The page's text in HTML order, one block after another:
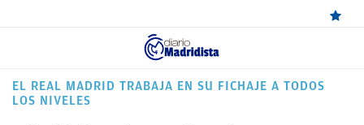
ÚLTIMAS
EL REAL MADRID TRABAJA EN SU FICHAJE A TODOS
LOS NIVELES